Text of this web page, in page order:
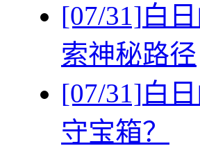
[07/31]白
索神秘路径
[07/31]白
守宝箱？